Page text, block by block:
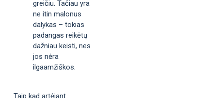
greičiu. Tačiau yra
ne itin malonus
dalykas – tokias
padangas reikėtų
dažniau keisti, nes
jos nėra
ilgaamžiškos.
Taip kad artėjant